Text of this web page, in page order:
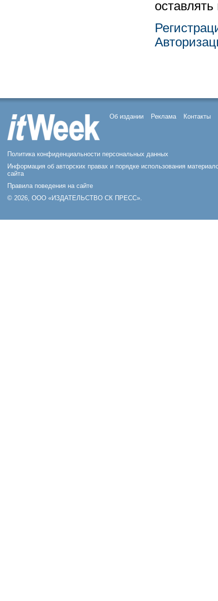
Об издании Реклама Контакты
Политика конфиденциальности персональных данных
Информация об авторских правах и порядке использования
сайта
Правила поведения на сайте
© 2026, ООО «ИЗДАТЕЛЬСТВО СК ПРЕСС».